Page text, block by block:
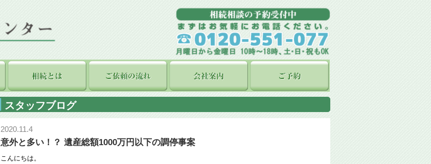
スタッフブログ
2020.11.4
意外と多い！？ 遺産総額1000万円以下の調停事案
こんにちは。